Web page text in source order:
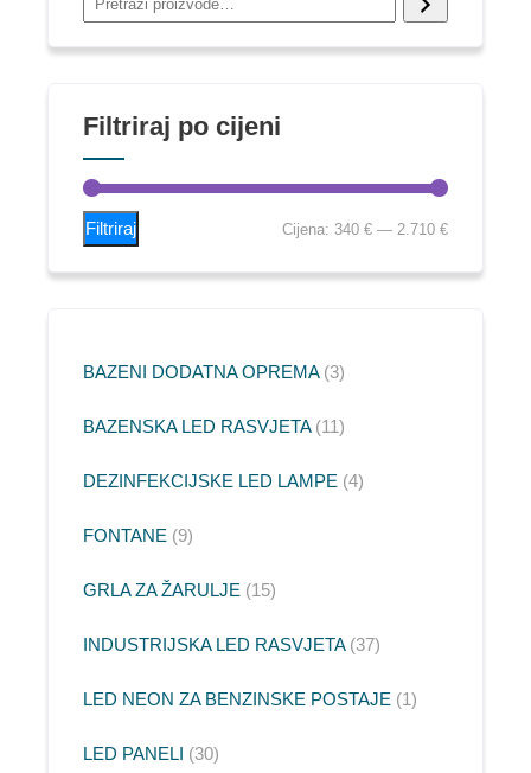
Filtriraj po cijeni
Filtriraj Cijena: 340 €— 2.710 €
BAZENI DODATNA OPREMA 3
BAZENSKA LED RASVJETA 11
DEZINFEKCIJSKE LED LAMPE 4
FONTANE 9
GRLA ZA ŽARULJE 15
INDUSTRIJSKA LED RASVJETA 37
LED NEON ZA BENZINSKE POSTAJE 1
LED PANELI 30